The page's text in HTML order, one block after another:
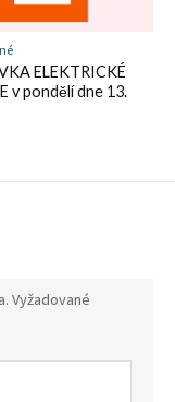
ELEKTRICKÉ
v pondělí dne 13.
Vyžadované